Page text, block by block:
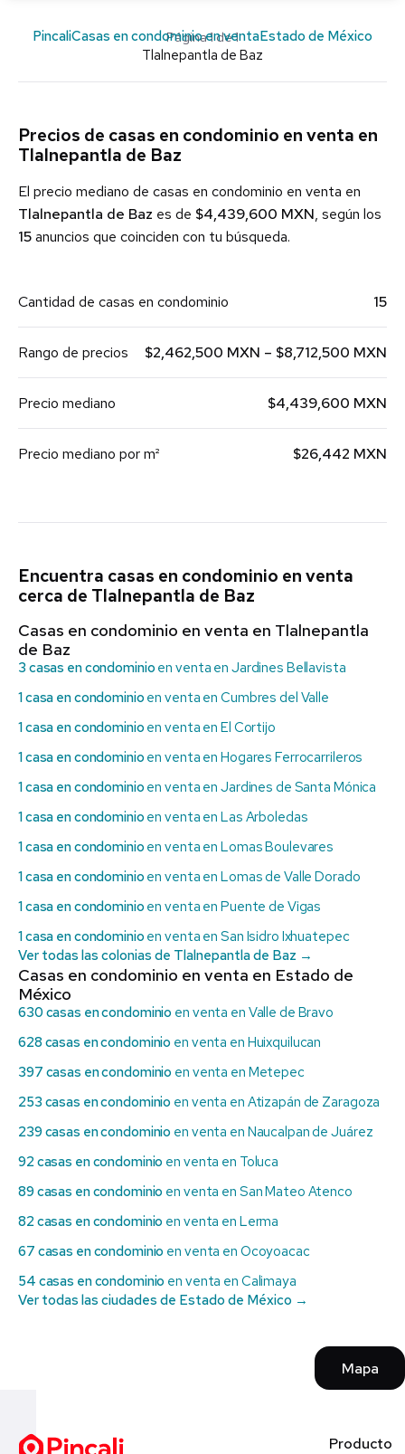
Página 1 de 1
PincaliCasas en condominio en ventaEstado de México
Tlalnepantla de Baz
Precios de casas en condominio en venta en
Tlalnepantla de Baz
El precio mediano de casas en condominio en venta en
Tlalnepantla de Baz es de $4,439,600 MXN, según los
15anuncios que coinciden con tu búsqueda.
Cantidad de casas en condominio 15
Rango de precios $2,462,500 MXN – $8,712,500 MXN
Precio mediano $4,439,600 MXN
Precio mediano por m² $26,442 MXN
Encuentra casas en condominio en venta
cerca de Tlalnepantla de Baz
Casas en condominio en venta en Tlalnepantla
de Baz
3 casas en condominio en venta en Jardines Bellavista
1 casa en condominio en venta en Cumbres del Valle
1 casa en condominio en venta en El Cortijo
1 casa en condominio en venta en Hogares Ferrocarrileros
1 casa en condominio en venta en Jardines de Santa Mónica
1 casa en condominio en venta en Las Arboledas
1 casa en condominio en venta en Lomas Boulevares
1 casa en condominio en venta en Lomas de Valle Dorado
1 casa en condominio en venta en Puente de Vigas
1 casa en condominio en venta en San Isidro Ixhuatepec
Ver todas las colonias de Tlalnepantla de Baz →
Casas en condominio en venta en Estado de
México
630 casas en condominio en venta en Valle de Bravo
628 casas en condominio en venta en Huixquilucan
397 casas en condominio en venta en Metepec
253 casas en condominio en venta en Atizapán de Zaragoza
239 casas en condominio en venta en Naucalpan de Juárez
92 casas en condominio en venta en Toluca
89 casas en condominio en venta en San Mateo Atenco
82 casas en condominio en venta en Lerma
67 casas en condominio en venta en Ocoyoacac
54 casas en condominio en venta en Calimaya
Ver todas las ciudades de Estado de México →
Mapa
Producto